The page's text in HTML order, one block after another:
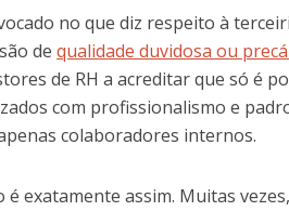
no que diz respeito à
de qualidade duvidosa ou
de RH a acreditar que só é
com profissionalismo e
colaboradores internos.
exatamente assim. Muitas